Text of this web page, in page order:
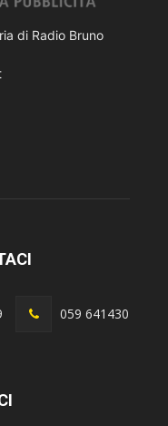
di Radio Bruno
059 641430